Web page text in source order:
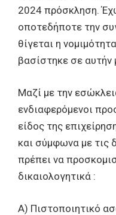
2024 πρόσκληση.
οποτεδήποτε την
θίγεται η
βασίστηκε σε αυτήν
Μαζί με την
ενδιαφερόμενοι
είδος της
και σύμφωνα με τις
πρέπει να
δικαιολογητικά :
Α) Πιστοποιητικό